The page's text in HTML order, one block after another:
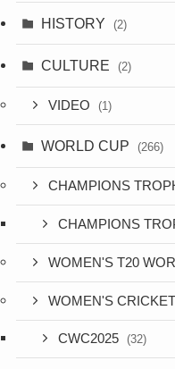
HISTORY (2)
CULTURE (2)
VIDEO (1)
WORLD CUP (266)
CHAMPIONS
CHAMPIONS
WOMEN'S T20
WOMEN'S
CWC2025 (32)